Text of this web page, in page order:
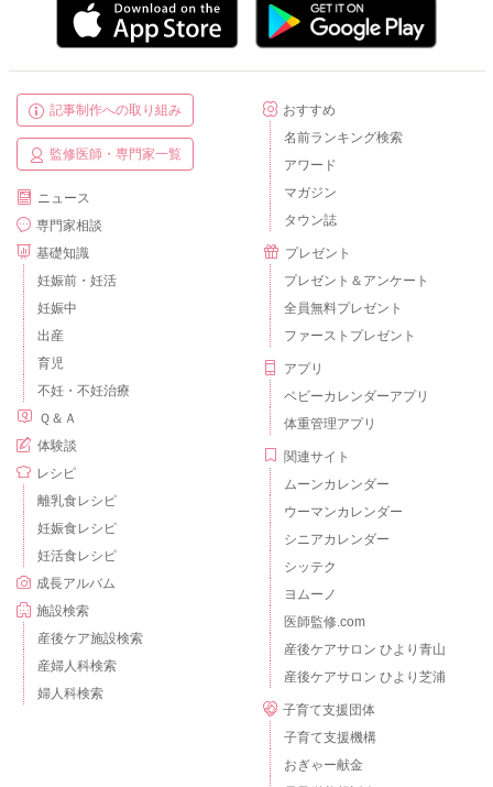
記事制作への取り組み
監修医師・専門家一覧
ニュース
専門家相談
基礎知識
妊娠前・妊活
妊娠中
出産
育児
不妊・不妊治療
Ｑ＆Ａ
体験談
レシピ
離乳食レシピ
妊娠食レシピ
妊活食レシピ
成長アルバム
施設検索
産後ケア施設検索
産婦人科検索
婦人科検索
おすすめ
名前ランキング検索
アワード
マガジン
タウン誌
プレゼント
プレゼント＆アンケート
全員無料プレゼント
ファーストプレゼント
アプリ
ベビーカレンダーアプリ
体重管理アプリ
関連サイト
ムーンカレンダー
ウーマンカレンダー
シニアカレンダー
シッテク
ヨムーノ
医師監修.com
産後ケアサロン ひより青山
産後ケアサロン ひより芝浦
子育て支援団体
子育て支援機構
おぎゃー献金